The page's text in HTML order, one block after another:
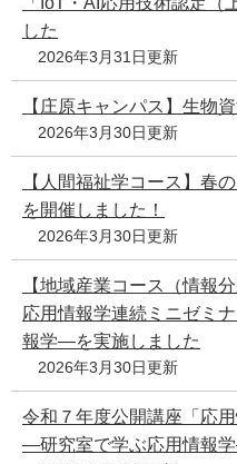
した
2026年3月31日更新
【庄原キャンパス】生物
2026年3月30日更新
【人間福祉学コース】春
を開催しました！
2026年3月30日更新
【地域産業コース（情報
応用情報学連続ミニゼミ
報学―を実施しました
2026年3月30日更新
令和７年度公開講座「応
―研究室で学ぶ応用情報